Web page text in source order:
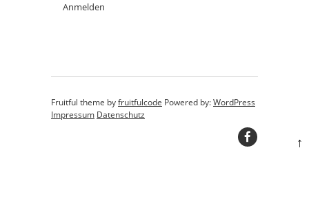
Anmelden
Fruitful theme byfruitfulcode Powered by:WordPress
Impressum Datenschutz
↑